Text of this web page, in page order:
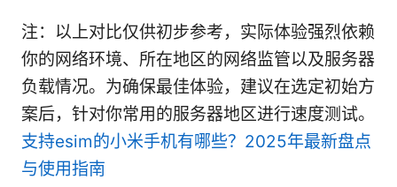
注：以上对比仅供初步参考，实际体验强烈依赖
你的网络环境、所在地区的网络监管以及服务器
负载情况。为确保最佳体验，建议在选定初始方
案后，针对你常用的服务器地区进行速度测试。
支持esim的小米手机有哪些？2025年最新盘点
与使用指南